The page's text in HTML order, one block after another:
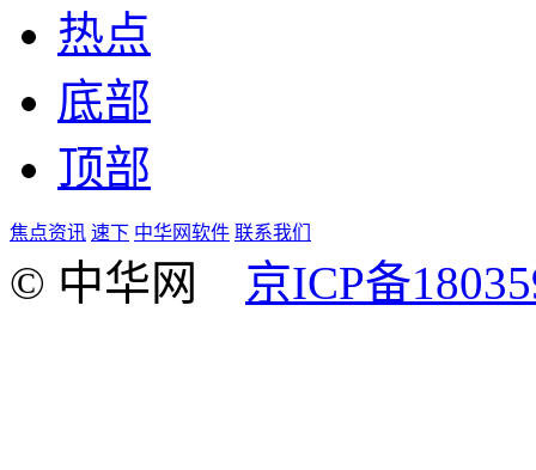
热点
底部
顶部
焦点资讯 速下 中华网软件 联系我们
© 中华网 京ICP备